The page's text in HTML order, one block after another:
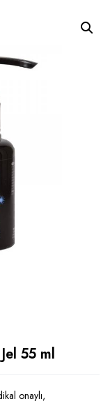
55 ml
onaylı,